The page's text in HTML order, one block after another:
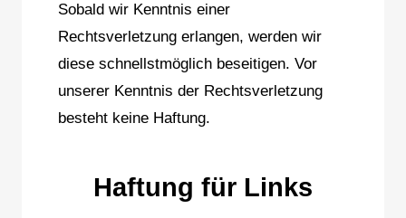
Sobald wir Kenntnis einer
Rechtsverletzung erlangen, werden wir
diese schnellstmöglich beseitigen. Vor
unserer Kenntnis der Rechtsverletzung
besteht keine Haftung.
Haftung für Links